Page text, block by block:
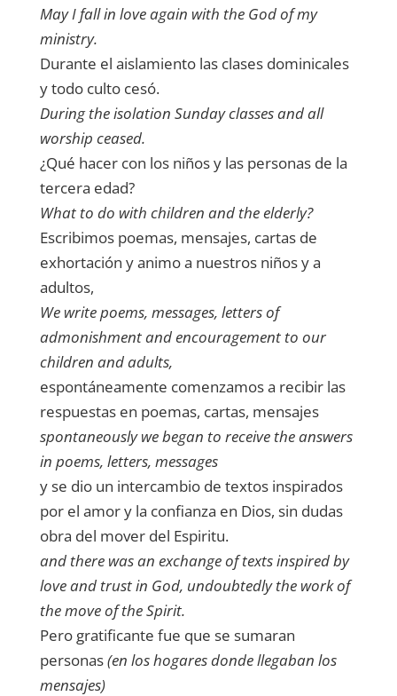
May I fall in love again with the God of my
ministry.
Durante el aislamiento las clases dominicales
y todo culto cesó.
During the isolation Sunday classes and all
worship ceased.
¿Qué hacer con los niños y las personas de la
tercera edad?
What to do with children and the elderly?
Escribimos poemas, mensajes, cartas de
exhortación y animo a nuestros niños y a
adultos,
We write poems, messages, letters of
admonishment and encouragement to our
children and adults,
espontáneamente comenzamos a recibir las
respuestas en poemas, cartas, mensajes
spontaneously we began to receive the answers
in poems, letters, messages
y se dio un intercambio de textos inspirados
por el amor y la confianza en Dios, sin dudas
obra del mover del Espiritu.
and there was an exchange of texts inspired by
love and trust in God, undoubtedly the work of
the move of the Spirit.
Pero gratificante fue que se sumaran
personas(en los hogares donde llegaban los
mensajes)